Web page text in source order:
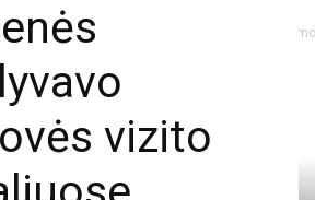
Karalienės Margrethe II kvietimu dalyvavo
vizito